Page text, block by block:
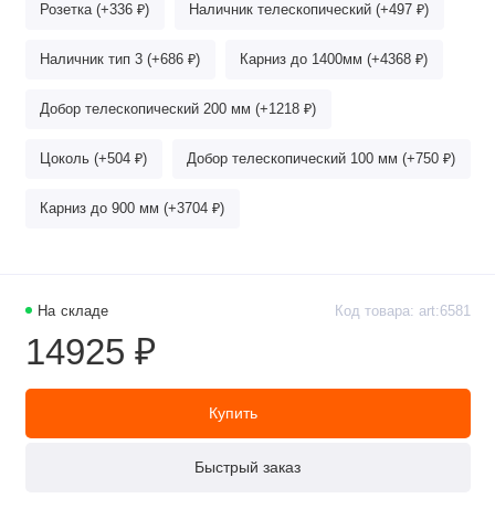
На складе Код товара: art:6581
14925 ₽
Купить
Быстрый заказ
Розетка (+336 ₽) Наличник телескопический (+497 ₽)
Наличник тип 3 (+686 ₽) Карниз до 1400мм (+4368 ₽)
Добор телескопический 200 мм (+1218 ₽)
Цоколь (+504 ₽) Добор телескопический 100 мм (+750 ₽)
Карниз до 900 мм (+3704 ₽)